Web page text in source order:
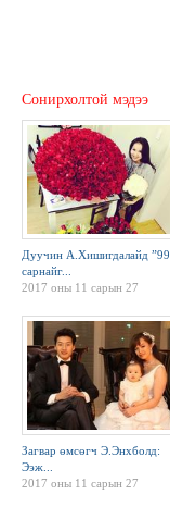
Сонирхолтой мэдээ
Дуучин А.Хишигдалайд
сарнайг...
2017 оны 11 сарын 27
Загвар өмсөгч Э.Энхболд:
Ээж...
2017 оны 11 сарын 27